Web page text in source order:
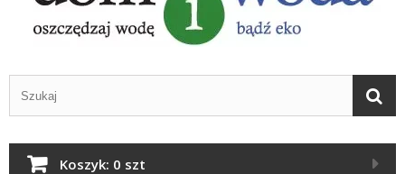
Koszyk: 0 szt